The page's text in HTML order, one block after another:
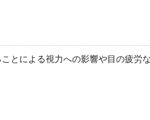
とによる視力への影響や目の疲労